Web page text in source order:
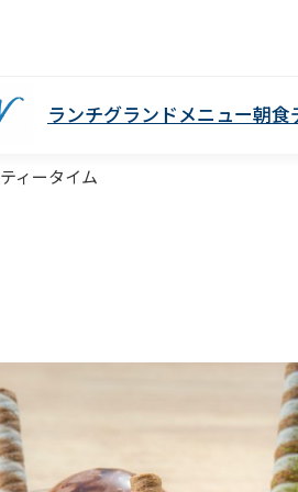
ランチグランドメニュー朝食
ティータイム